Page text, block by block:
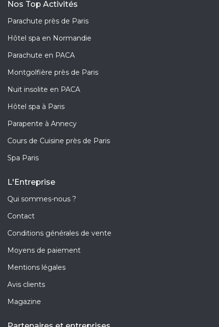
Nos Top Activités
Parachute près de Paris
Hôtel spa en Normandie
Parachute en PACA
Montgolfière près de Paris
Nuit insolite en PACA
Hôtel spa à Paris
Parapente à Annecy
Cours de Cuisine près de Paris
Spa Paris
L'Entreprise
Qui sommes-nous ?
Contact
Conditions générales de vente
Moyens de paiement
Mentions légales
Avis clients
Magazine